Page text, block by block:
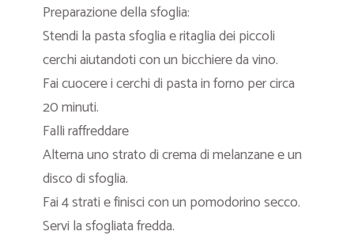
Preparazione della sfoglia:
Stendi la pasta sfoglia e ritaglia dei piccoli
cerchi aiutandoti con un bicchiere da vino.
Fai cuocere i cerchi di pasta in forno per circa
20 minuti.
Falli raffreddare
Alterna uno strato di crema di melanzane e un
disco di sfoglia.
Fai 4 strati e finisci con un pomodorino secco.
Servi la sfogliata fredda.